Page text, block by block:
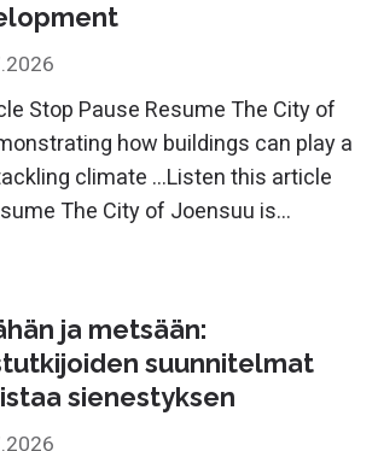
Stop Pause Resume The City of
how buildings can play a
climate ...Listen this article
The City of Joensuu is...
ja metsään:
suunnitelmat
sienestyksen